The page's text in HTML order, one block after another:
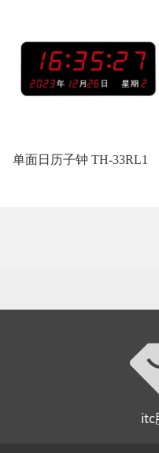
单面日历子钟 TH-33RL1
itc